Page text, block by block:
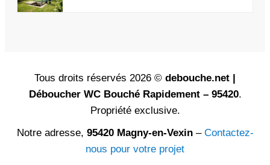
Tous droits réservés 2026 © debouche.net |
Déboucher WC Bouché Rapidement – 95420.
Propriété exclusive.
Notre adresse, 95420 Magny-en-Vexin– Contactez-
nous pour votre projet